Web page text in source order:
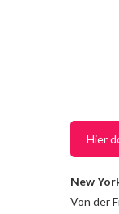
Hier
New
Von der